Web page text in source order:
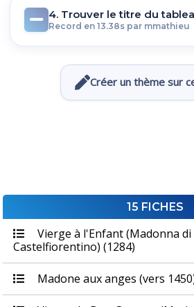
4. Trouver le titre du
Record en 13.38s par mmathieu
Créer un thème sur
15 FICHES
Vierge à l'Enfant (Madonna di
Castelfiorentino) (1284)
Madone aux anges (vers